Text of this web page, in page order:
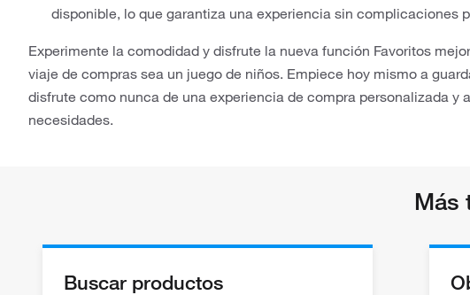
disponible, lo que garantiza una experiencia sin complicaciones
Experimente la comodidad y disfrute la nueva función Favoritos
viaje de compras sea un juego de niños. Empiece hoy mismo a
disfrute como nunca de una experiencia de compra personalizada y
necesidades.
Más
Buscar productos